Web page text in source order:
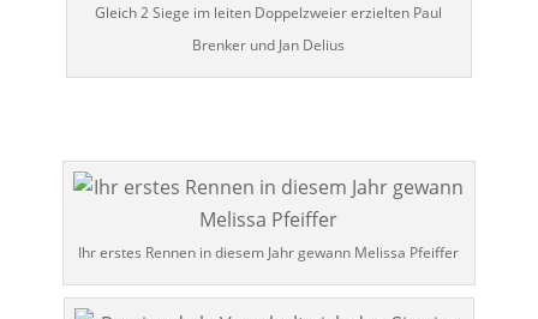
Gleich 2 Sie­ge im lei­ten Dop­pel­zwei­er erziel­ten Paul
Bren­ker und Jan Delius
Ihr ers­tes Ren­nen in die­sem Jahr gewann Melis­sa Pfeiffer